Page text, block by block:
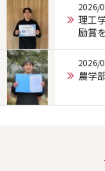
2026/
理工
励賞
2026/
農学